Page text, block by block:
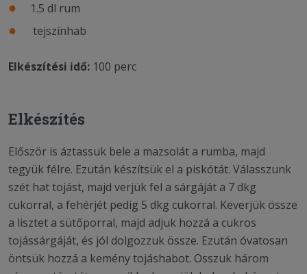
1.5 dl rum
tejszínhab
Elkészítési idő: 100 perc
Elkészítés
Először is áztassuk bele a mazsolát a rumba, majd
tegyük félre. Ezután készítsük el a piskótát. Válasszunk
szét hat tojást, majd verjük fel a sárgáját a 7 dkg
cukorral, a fehérjét pedig 5 dkg cukorral. Keverjük össze
a lisztet a sütőporral, majd adjuk hozzá a cukros
tojássárgáját, és jól dolgozzuk össze. Ezután óvatosan
öntsük hozzá a kemény tojáshabot. Osszuk három